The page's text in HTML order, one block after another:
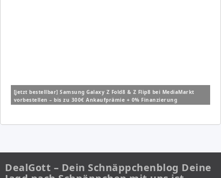
[jetzt bestellbar] Samsung Galaxy Z Fold8 & Z Flip8 bei MediaMarkt
vorbestellen – bis zu 300€ Ankaufprämie + 0% Finanzierung
DealGott – Dein Schnäppchenblog Deine